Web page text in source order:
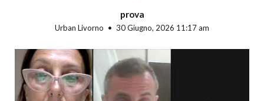
prova
Urban Livorno 30 Giugno, 2026 11:17 am